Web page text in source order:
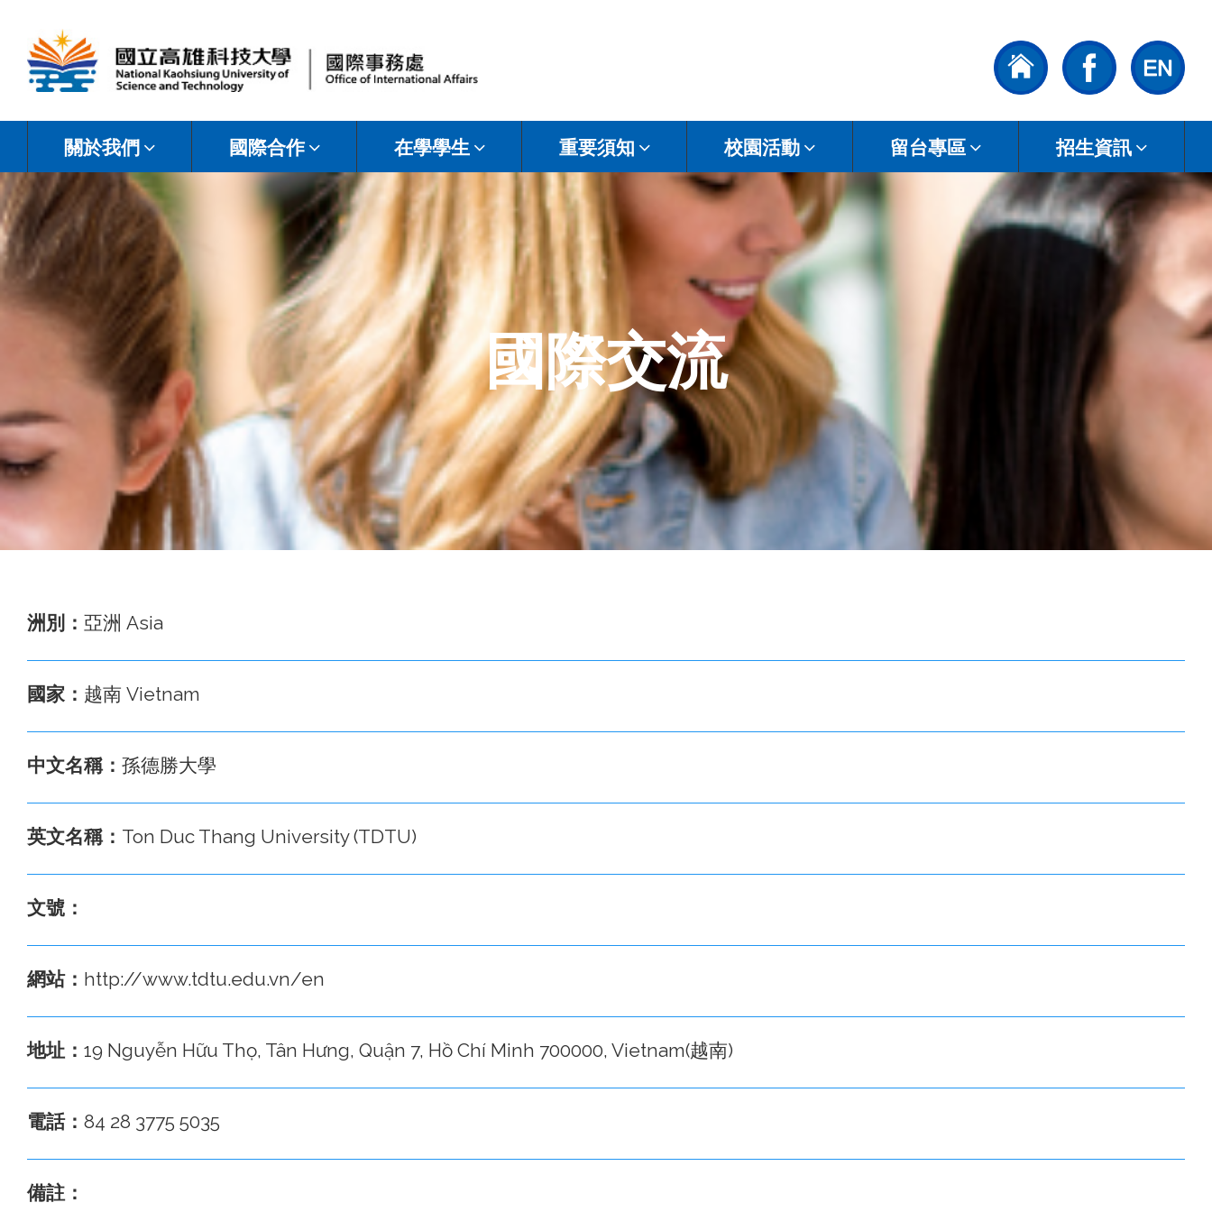
高
雄
科
技
學
事
務
處
關於我們 國際合作 在學學生 重要須知 校園活動 留台專區 招生資訊
國際交流
洲別： 亞洲 Asia
國家： 越南 Vietnam
中文名稱： 孫德勝大學
英文名稱： Ton Duc Thang University (TDTU)
文號：
網站： http://www.tdtu.edu.vn/en
地址： 19 Nguyễn Hữu Thọ, Tân Hưng, Quận 7, Hồ Chí Minh 700000, Vietnam(越南)
電話： 84 28 3775 5035
備註：